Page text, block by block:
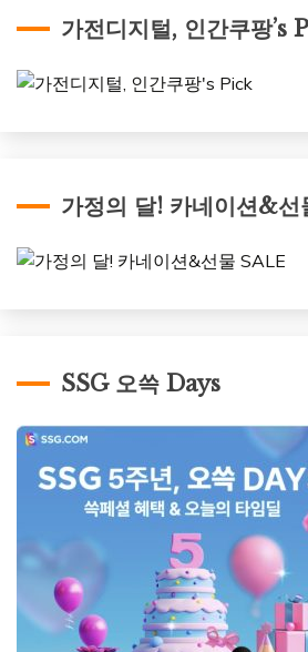
가전디지털, 인간쿠팡’s
가정의 달! 카네이션&
SSG 오쓱 Days